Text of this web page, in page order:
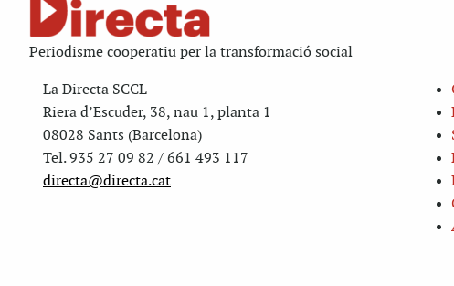
Periodisme cooperatiu per la transformació social
La Directa SCCL
Riera d’Escuder, 38, nau 1, planta 1
08028 Sants (Barcelona)
Tel. 935 27 09 82 / 661 493 117
directa@directa.cat